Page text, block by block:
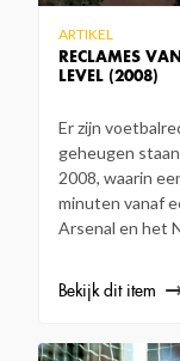
RECLAMES
LEVEL (2008)
ARTIKEL
Er zijn
geheugen
2008, waarin
minuten vanaf
Arsenal en het
Bekijk dit item